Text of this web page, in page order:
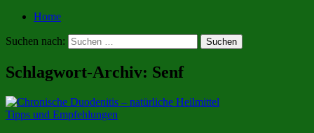
Home
Suchen nach:
Schlagwort-Archiv: Senf
Tipps und Empfehlungen